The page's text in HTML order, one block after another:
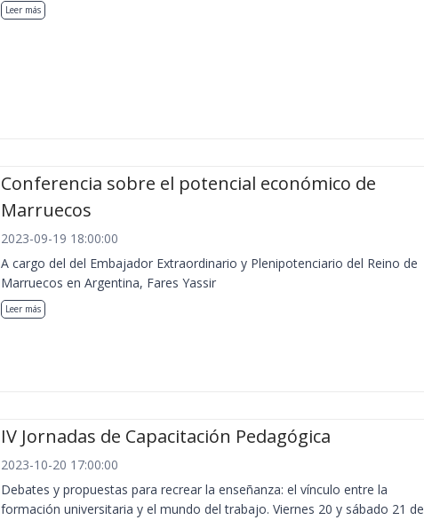
Leer más
Conferencia sobre el potencial económico de
Marruecos
2023-09-19 18:00:00
A cargo del del Embajador Extraordinario y Plenipotenciario del Reino de
Marruecos en Argentina, Fares Yassir
Leer más
IV Jornadas de Capacitación Pedagógica
2023-10-20 17:00:00
Debates y propuestas para recrear la enseñanza: el vínculo entre la
formación universitaria y el mundo del trabajo. Viernes 20 y sábado 21 de